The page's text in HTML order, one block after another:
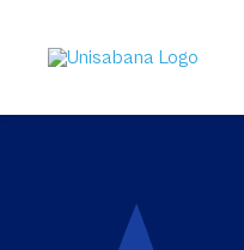
contenido
principal